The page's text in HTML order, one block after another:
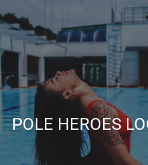
POLE HEROES